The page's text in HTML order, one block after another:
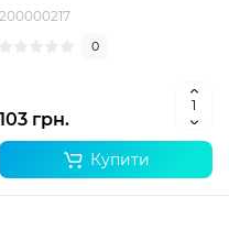
200000217
0
103 грн.
Купити